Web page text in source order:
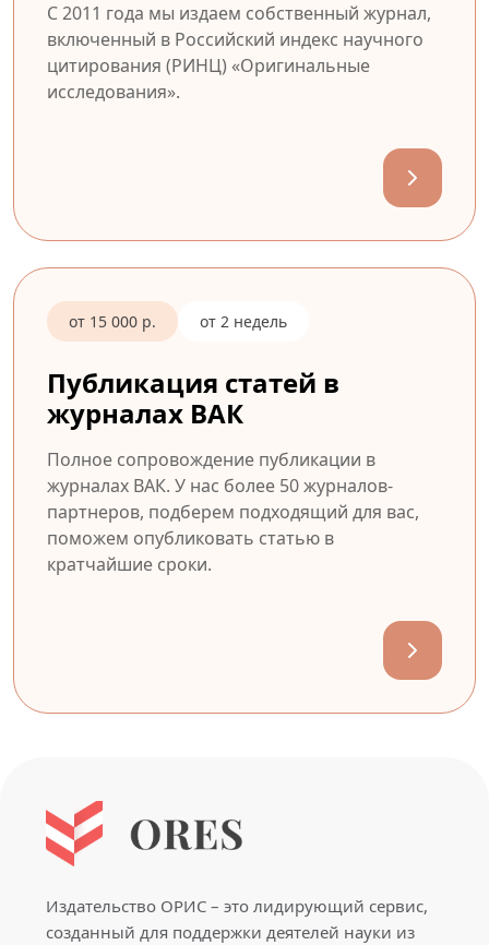
С 2011 года мы издаем собственный журнал,
включенный в Российский индекс научного
цитирования (РИНЦ) «Оригинальные
исследования».
от 15 000 р. от 2 недель
Публикация статей в
журналах ВАК
Полное сопровождение публикации в
журналах ВАК. У нас более 50 журналов-
партнеров, подберем подходящий для вас,
поможем опубликовать статью в
кратчайшие сроки.
Издательство ОРИС – это лидирующий сервис,
созданный для поддержки деятелей науки из